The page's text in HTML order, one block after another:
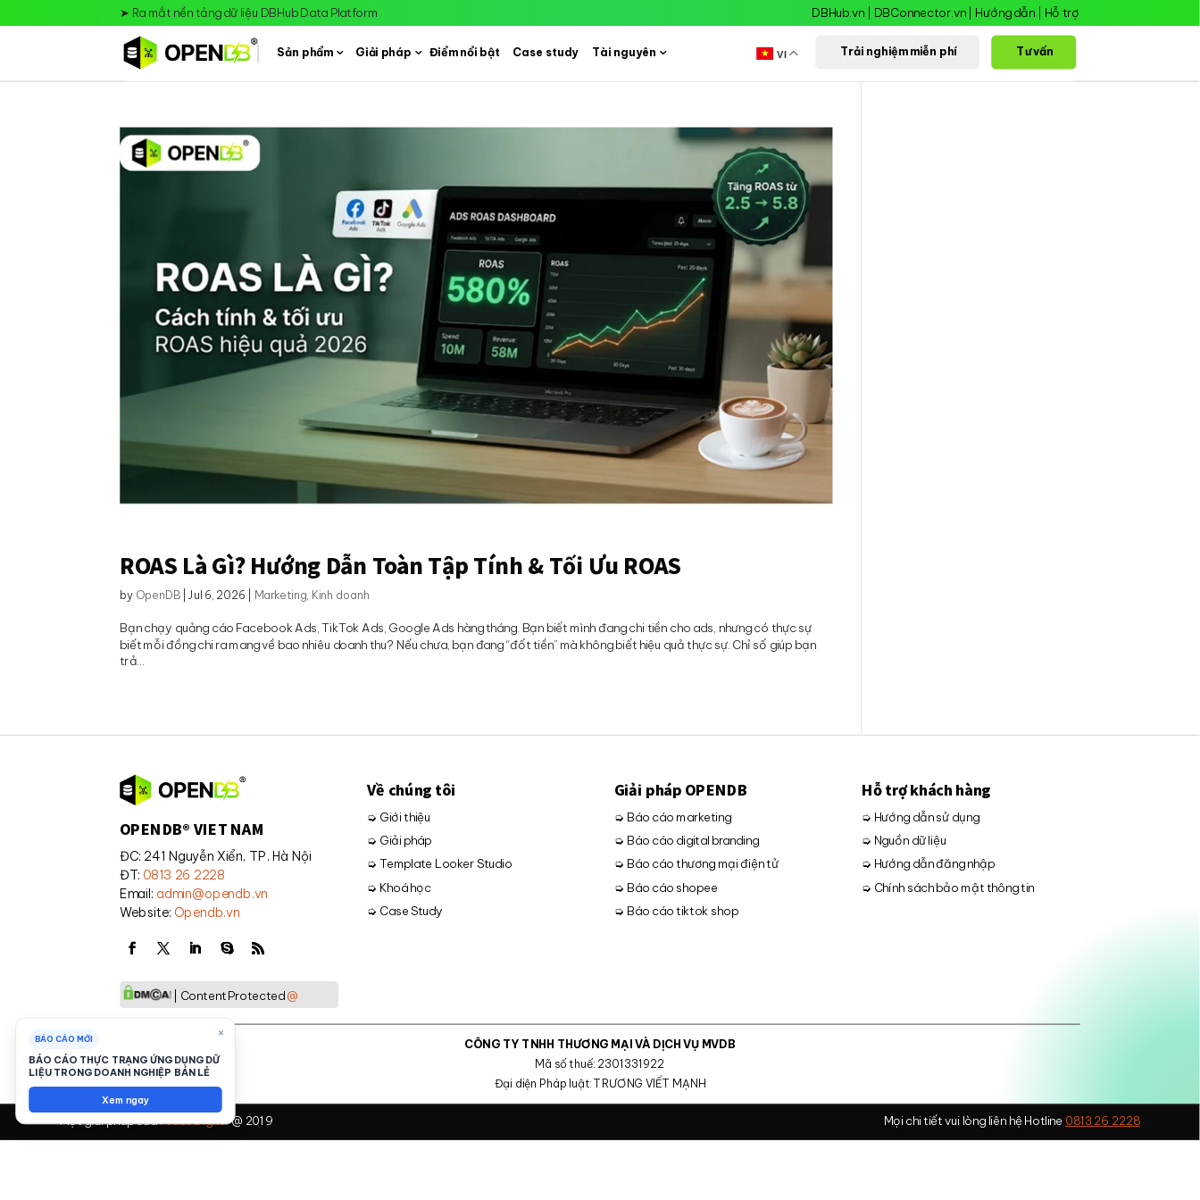
➤ Ra mắt nền tảng dữ liệu DBHub Data Platform DBHub.vn DBConnector.vn| Hướng dẫn Hỗ trợ
Sản phẩm Giải pháp Điểm nổi bật Case study Tài nguyên VI Trải nghiệm miễn phí Tư vấn
ROAS Là Gì? Hướng Dẫn Toàn Tập Tính & Tối Ưu ROAS
by OpenDB Jul 6, 2026 Marketing Kinh doanh
Bạn chạy quảng cáo Facebook Ads, TikTok Ads, Google Ads hàng tháng. Bạn biết mình đang chi tiền cho ads, nhưng có thực sự
biết mỗi đồng chi ra mang về bao nhiêu doanh thu? Nếu chưa, bạn đang “đốt tiền” mà không biết hiệu quả thực sự. Chỉ số giúp bạn
trả...
OPENDB® VIET NAM
ĐC: 241 Nguyễn Xiển, TP. Hà Nội
ĐT: 0813 26 2228
Email: admin@opendb.vn
Website:Opendb.vn
| Content Protected@
Về chúng tôi
➭ Giới thiệu
➭ Giải pháp
➭ Template Looker Studio
➭ Khoá học
➭ Case Study
Giải pháp OPENDB
➭ Báo cáo marketing
➭ Báo cáo digital branding
➭ Báo cáo thương mại điện tử
➭ Báo cáo shopee
➭ Báo cáo tiktok shop
Hỗ trợ khách hàng
➭ Hướng dẫn sử dụng
➭ Nguồn dữ liệu
➭ Hướng dẫn đăng nhập
➭ Chính sách bảo mật thông tin
CÔNG TY TNHH THƯƠNG MẠI VÀ DỊCH VỤ MVDB
Mã số thuế: 2301331922
Đại diện Pháp luật: TRƯƠNG VIẾT MẠNH
Một giải pháp củaMidas Digital@ 2019 Mọi chi tiết vui lòng liên hệ Hotline 0813 26 2228
×
BÁO CÁO MỚI
BÁO CÁO THỰC TRẠNG ỨNG DỤNG DỮ
LIỆU TRONG DOANH NGHIỆP BÁN LẺ
Xem ngay